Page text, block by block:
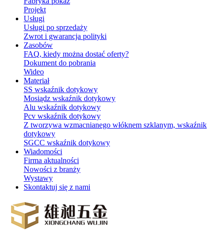
Projekt
Usługi
Usługi po sprzedaży
Zwrot i gwarancja polityki
Zasobów
FAQ, kiedy można dostać oferty?
Dokument do pobrania
Wideo
Materiał
SS wskaźnik dotykowy
Mosiądz wskaźnik dotykowy
Alu wskaźnik dotykowy
Pcv wskaźnik dotykowy
Z tworzywa wzmacnianego włóknem szklanym, wskaźnik
dotykowy
SGCC wskaźnik dotykowy
Wiadomości
Firma aktualności
Nowości z branży
Wystawy
Skontaktuj się z nami